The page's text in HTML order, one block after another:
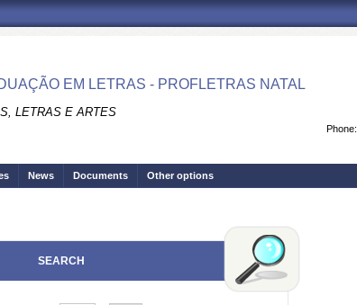
EM LETRAS - PROFLETRAS NATAL
LETRAS E ARTES
Phone:
News Documents Other options
SEARCH